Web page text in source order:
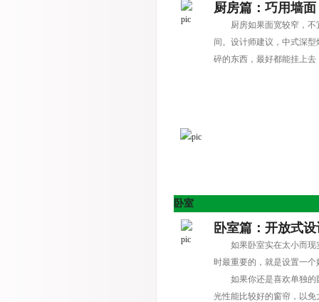
厨房篇：巧用墙
厨房如果面宽较窄，
间。设计师建议，中式深
碎的东西，最好都能挂上
卧室
卧室篇：开放式
如果卧室实在太小而
时最重要的，就是设置一
如果你还是喜欢单独
光性能比较好的窗帘，以